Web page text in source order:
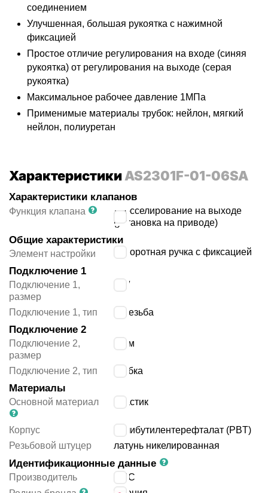
соединением
Улучшенная, большая рукоятка с нажимной
фиксацией
Простое отличие регулирования на входе (синяя
рукоятка) от регулирования на выходе (серая
рукоятка)
Максимальное рабочее давление 1МПа
Применимые материалы трубок: нейлон, мягкий
нейлон, полиуретан
ХарактеристикиAS2301F-01-06SA
Характеристики клапанов
Функция клапана
дросселирование на выходе
(установка на приводе)
Общие характеристики
Элемент настройки поворотная ручка с фиксацией
Подключение 1
Подключение 1,
размер
1/8″
Подключение 1, тип G резьба
Подключение 2
Подключение 2,
размер
6 мм
Подключение 2, тип трубка
Материалы
Основной материал пластик
Корпус
полибутилентерефталат (PBT)
Резьбовой штуцер
латунь никелированная
Идентификационные данные
Производитель
SMC